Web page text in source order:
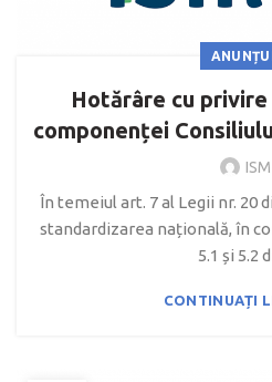
Hotărâre cu
componenței
ISM
În temeiul art. 7 al Legii nr. 20
standardizarea națională, în
5.1 și 5.2
CONTINUAȚI